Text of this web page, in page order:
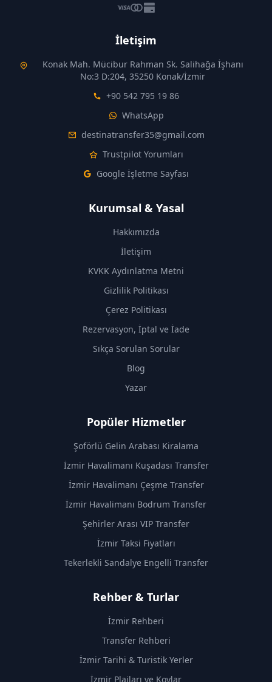
İletişim
Konak Mah. Mücibur Rahman Sk. Salihağa İşhanı
No:3 D:204, 35250 Konak/İzmir
+90 542 795 19 86
WhatsApp
destinatransfer35@gmail.com
Trustpilot Yorumları
Google İşletme Sayfası
Kurumsal & Yasal
Hakkımızda
İletişim
KVKK Aydınlatma Metni
Gizlilik Politikası
Çerez Politikası
Rezervasyon, İptal ve İade
Sıkça Sorulan Sorular
Blog
Yazar
Popüler Hizmetler
Şoförlü Gelin Arabası Kiralama
İzmir Havalimanı Kuşadası Transfer
İzmir Havalimanı Çeşme Transfer
İzmir Havalimanı Bodrum Transfer
Şehirler Arası VIP Transfer
İzmir Taksi Fiyatları
Tekerlekli Sandalye Engelli Transfer
Rehber & Turlar
İzmir Rehberi
Transfer Rehberi
İzmir Tarihi & Turistik Yerler
İzmir Plajları ve Koylar